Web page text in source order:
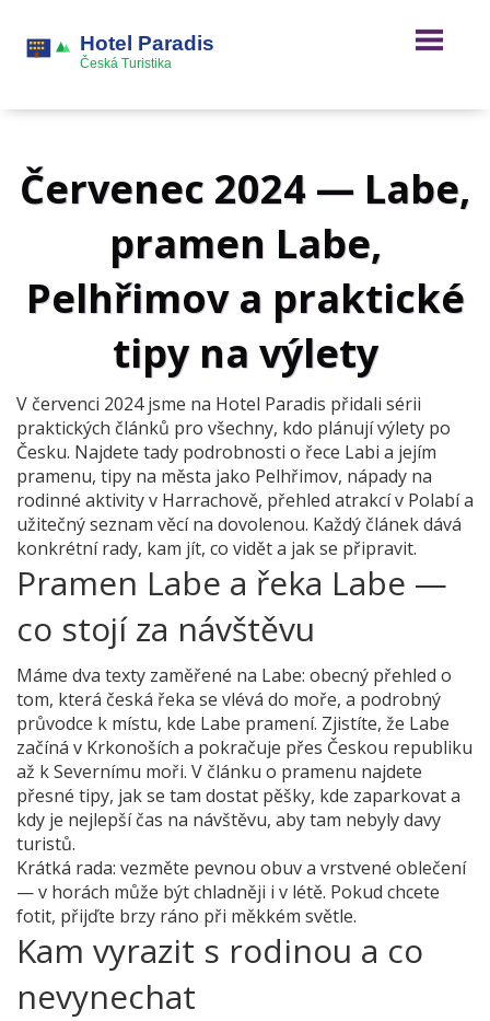
Červenec 2024 — Labe,
pramen Labe,
Pelhřimov a praktické
tipy na výlety
V červenci 2024 jsme na Hotel Paradis přidali sérii
praktických článků pro všechny, kdo plánují výlety po
Česku. Najdete tady podrobnosti o řece Labi a jejím
pramenu, tipy na města jako Pelhřimov, nápady na
rodinné aktivity v Harrachově, přehled atrakcí v Polabí a
užitečný seznam věcí na dovolenou. Každý článek dává
konkrétní rady, kam jít, co vidět a jak se připravit.
Pramen Labe a řeka Labe —
co stojí za návštěvu
Máme dva texty zaměřené na Labe: obecný přehled o
tom, která česká řeka se vlévá do moře, a podrobný
průvodce k místu, kde Labe pramení. Zjistíte, že Labe
začíná v Krkonoších a pokračuje přes Českou republiku
až k Severnímu moři. V článku o pramenu najdete
přesné tipy, jak se tam dostat pěšky, kde zaparkovat a
kdy je nejlepší čas na návštěvu, aby tam nebyly davy
turistů.
Krátká rada: vezměte pevnou obuv a vrstvené oblečení
— v horách může být chladněji i v létě. Pokud chcete
fotit, přijďte brzy ráno při měkkém světle.
Kam vyrazit s rodinou a co
nevynechat